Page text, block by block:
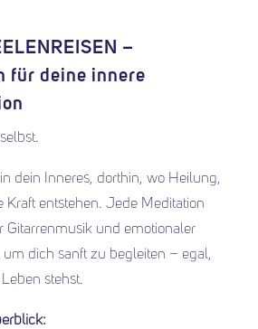
–
für deine innere
dein Inneres, dorthin, wo Heilung,
Kraft entstehen. Jede Meditation
Gitarrenmusik und emotionaler
um dich sanft zu begleiten – egal,
stehst.